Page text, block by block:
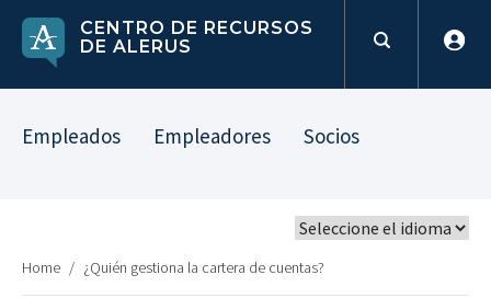
CENTRO DE RECURSOS
DE ALERUS
Empleados Empleadores Socios
Home / ¿Quién gestiona la cartera de cuentas?